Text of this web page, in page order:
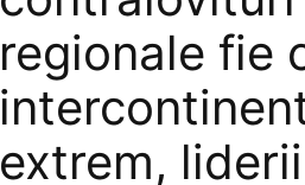
regionale fie
extrem,